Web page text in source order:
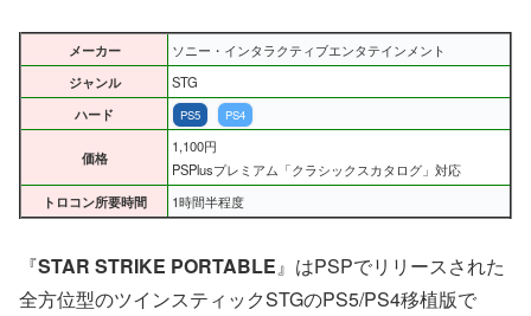
メーカー
ソニー・インタラクティブエンタテインメント
ジャンル
STG
ハード
PS5 PS4
価格
1,100円
PSPlusプレミアム「クラシックスカタログ」対応
トロコン所要時間
1時間半程度
『STAR STRIKE PORTABLE 』はPSPでリリースされた
全方位型のツインスティックSTGのPS5/PS4移植版で